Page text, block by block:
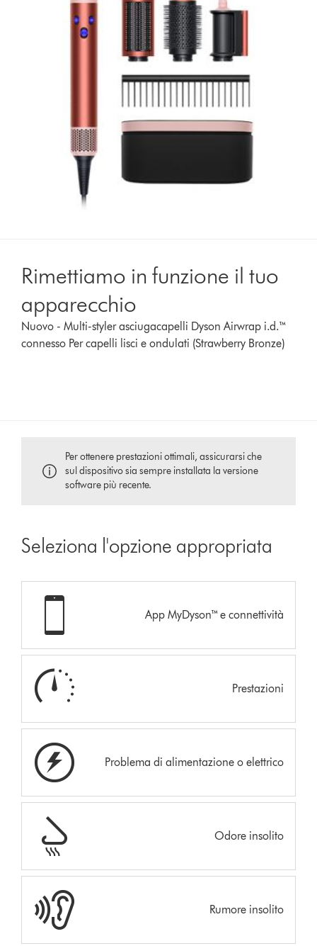
Rimettiamo in funzione il tuo
apparecchio
Nuovo - Multi-styler asciugacapelli Dyson Airwrap i.d.™
connesso Per capelli lisci e ondulati (Strawberry Bronze)
Per ottenere prestazioni ottimali, assicurarsi che
sul dispositivo sia sempre installata la versione
software più recente.
Seleziona l'opzione appropriata
App MyDyson™ e connettività
Prestazioni
Problema di alimentazione o elettrico
Odore insolito
Rumore insolito